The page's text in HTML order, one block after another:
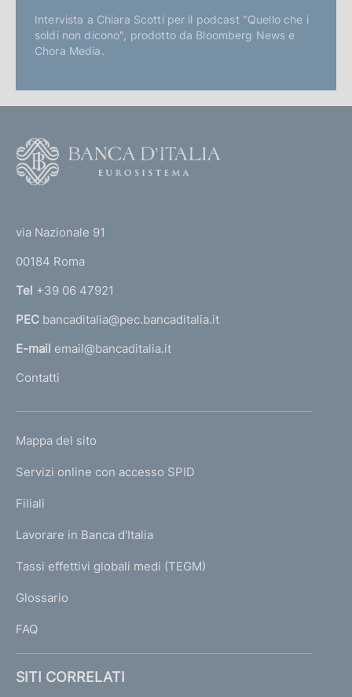
Intervista a Chiara Scotti per il podcast "Quello che i
soldi non dicono", prodotto da Bloomberg News e
Chora Media.
r
n
a
l
'
m
e
a
g
via Nazionale 91
00184 Roma
Tel +39 06 47921
PEC bancaditalia@pec.bancaditalia.it
E-mail email@bancaditalia.it
Contatti
L
N
K
T
I
I
Mappa del sito
Servizi online con accesso SPID
Filiali
Lavorare in Banca d'Italia
Tassi effettivi globali medi (TEGM)
Glossario
FAQ
SITI CORRELATI